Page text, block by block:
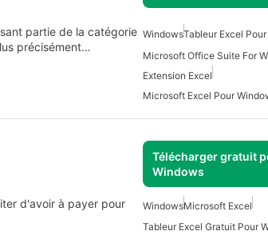
partie de la catégorie
précisément…
WindowsTableur Excel
Microsoft Office Suite For
Extension Excel
Microsoft Excel Pour
Télécharger gratuit
Windows
d'avoir à payer pour
WindowsMicrosoft Excel
Tableur Excel Gratuit Pour